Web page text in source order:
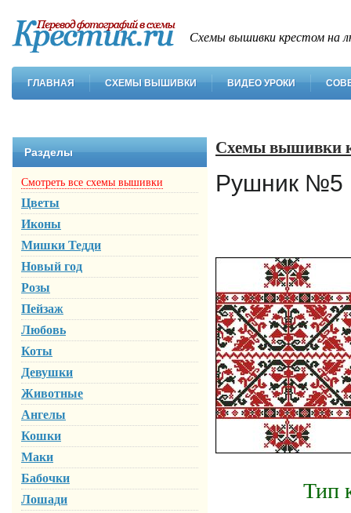
Схемы вышивки крестом на
ГЛАВНАЯ СХЕМЫ ВЫШИВКИ ВИДЕО УРОКИ
Разделы
Смотреть все схемы вышивки
Цветы
Иконы
Мишки Тедди
Новый год
Розы
Пейзаж
Любовь
Коты
Девушки
Животные
Ангелы
Кошки
Маки
Бабочки
Лошади
Схемы вышивки
Рушник №5
Тип